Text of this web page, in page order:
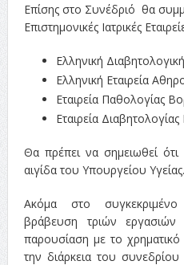
Επίσης στο Συνέδριό θα
Επιστημονικές Ιατρικές
Ελληνική
Ελληνική Εταιρεία
Εταιρεία Παθολογίας
Εταιρεία
Θα πρέπει να σημειωθεί
αιγίδα του Υπουργείου Υγείας.
Ακόμα στο
βράβευση τριών
παρουσίαση με το
την διάρκεια του